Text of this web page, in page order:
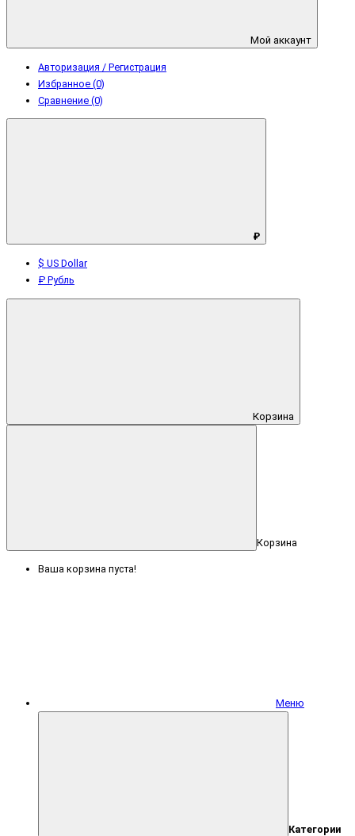
Мой аккаунт
Авторизация / Регистрация
Избранное (0)
Сравнение (0)
₽
$ US Dollar
₽ Рубль
Корзина
Корзина
Ваша корзина пуста!
Меню
Категории